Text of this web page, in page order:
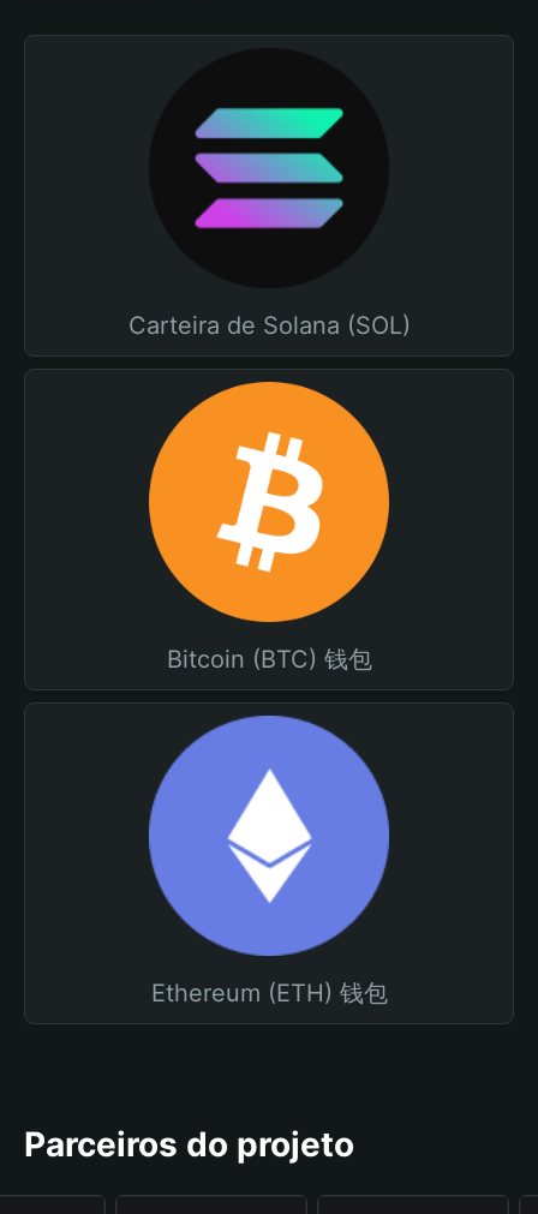
Carteira de Solana (SOL)
Bitcoin (BTC) 钱包
Ethereum (ETH) 钱包
Parceiros do projeto